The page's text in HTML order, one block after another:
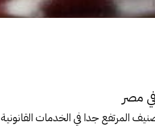
مصر
المرتفع جدا في الخدمات القانونية